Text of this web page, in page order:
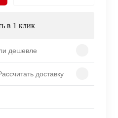
в 1 клик
дешевле
доставку